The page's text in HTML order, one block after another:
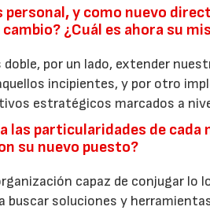
personal, y como nuevo
¿Cuál es ahora su
doble, por un lado, extender
incipientes, y por otro
estratégicos marcados a
las particularidades de cada
su nuevo puesto?
capaz de conjugar lo
buscar soluciones y